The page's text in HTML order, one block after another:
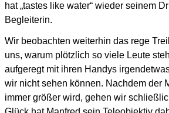
hat „tastes like water“ wieder seinem
Begleiterin.
Wir beobachten weiterhin das rege
uns, warum plötzlich so viele Leute
aufgeregt mit ihren Handys
wir nicht sehen können. Nachdem der
immer größer wird, gehen wir